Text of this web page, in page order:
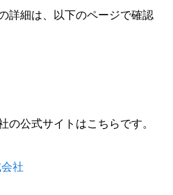
詳細は、以下のページで確認
の公式サイトはこちらです。
社